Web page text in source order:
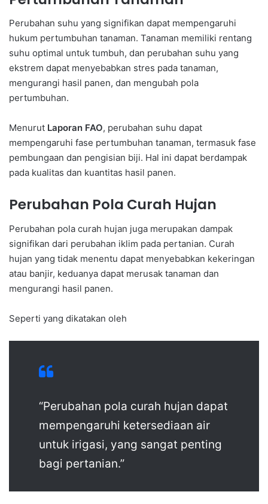
Perubahan suhu yang signifikan dapat mempengaruhi
hukum pertumbuhan tanaman. Tanaman memiliki rentang
suhu optimal untuk tumbuh, dan perubahan suhu yang
ekstrem dapat menyebabkan stres pada tanaman,
mengurangi hasil panen, dan mengubah pola
pertumbuhan.
Menurut Laporan FAO, perubahan suhu dapat
mempengaruhi fase pertumbuhan tanaman, termasuk fase
pembungaan dan pengisian biji. Hal ini dapat berdampak
pada kualitas dan kuantitas hasil panen.
Perubahan Pola Curah Hujan
Perubahan pola curah hujan juga merupakan dampak
signifikan dari perubahan iklim pada pertanian. Curah
hujan yang tidak menentu dapat menyebabkan kekeringan
atau banjir, keduanya dapat merusak tanaman dan
mengurangi hasil panen.
Seperti yang dikatakan oleh
“Perubahan pola curah hujan dapat
mempengaruhi ketersediaan air
untuk irigasi, yang sangat penting
bagi pertanian.”